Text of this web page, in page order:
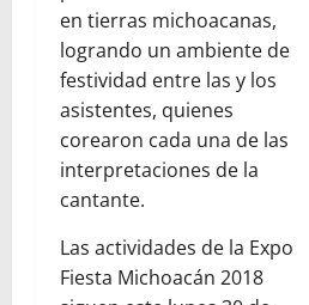
en tierras michoacanas,
logrando un ambiente de
festividad entre las y los
asistentes, quienes
corearon cada una de las
interpretaciones de la
cantante.
Las actividades de la Expo
Fiesta Michoacán 2018